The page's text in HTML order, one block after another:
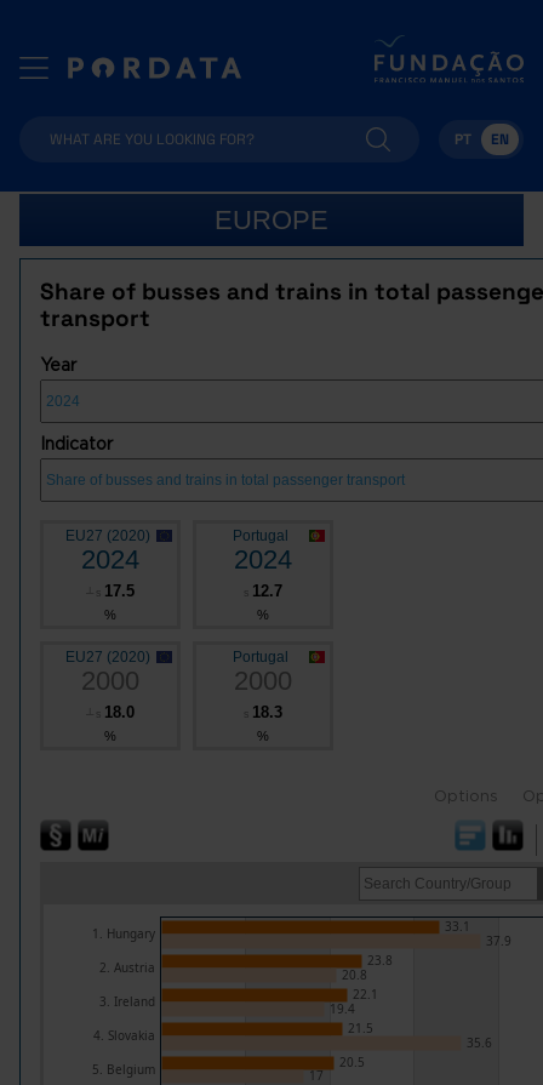
PT EN
EUROPE
Share of busses and trains in total
transport
Year
Indicator
EU27 (2020)
2024
17.5
%
Portugal
2024
12.7
%
EU27 (2020)
2000
18.0
%
Portugal
2000
18.3
%
Options
1. Hungary
2. Austria
3. Ireland
4. Slovakia
5. Belgium
33.1
23.8
22.1
21.5
20.5
37.9
20.8
19.4
35.6
17